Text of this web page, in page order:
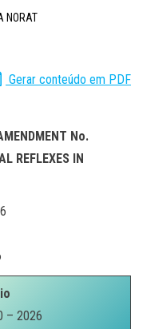
NORAT
Gerar conteúdo em PDF
No.
REFLEXES IN
– 2026